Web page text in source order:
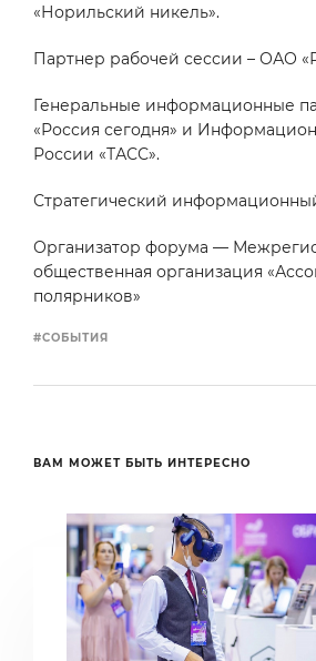
«Норильский никель».
Партнер рабочей сессии – ОАО
Генеральные информационные
«Россия сегодня» и
России «ТАСС».
Стратегический
Организатор форума —
общественная организация
полярников»
#СОБЫТИЯ
ВАМ МОЖЕТ БЫТЬ ИНТЕРЕСНО